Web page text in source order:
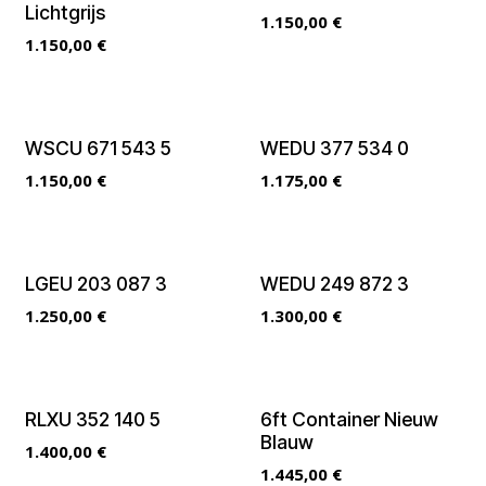
Lichtgrijs
1.150,00 €
1.150,00€
WSCU 671 543 5
1.150,00 €
WEDU 377 534 0
1.175,00€
LGEU 203 087 3
1.250,00 €
WEDU 249 872 3
1.300,00€
RLXU 352 140 5
1.400,00 €
6ft Container Nieuw
Blauw
1.445,00€